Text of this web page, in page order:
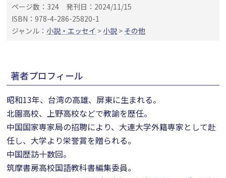
ページ数：324
発刊日：2024/11/15
ISBN：978-4-286-25820-1
ジャンル： 小説・エッセイ > 小説 > その他
著者プロフィール
昭和13年、台湾の高雄、屏東に生まれる。
北園高校、上野高校などで教諭を歴任。
中国国家専家局の招聘により、大連大学外籍専家として赴
任し、大学より栄誉賞を贈られる。
中国歴訪十数回。
筑摩書房高校国語教科書編集委員。